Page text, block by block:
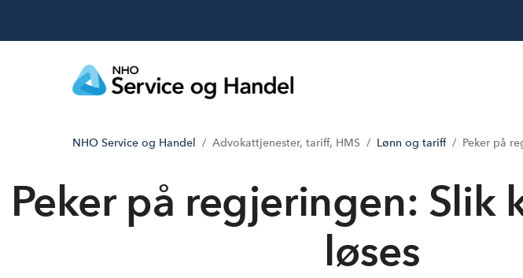
NHO Service og Handel Advokattjenester, tariff, HMS Lønn og tariff Peker på
Peker på regjeringen: Slik
løses